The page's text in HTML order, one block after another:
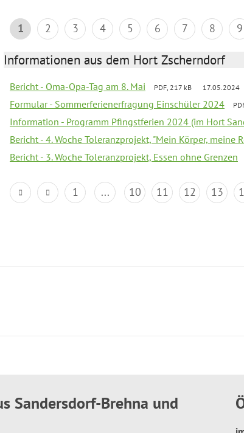
1 2 3 4 5 6 7 8 9
Informationen aus dem Hort Zscherndorf
Bericht - Oma-Opa-Tag am 8. Mai PDF, 217 kB 17.05.2024
Formular - Sommerferienerfragung Einschüler 2024
Information - Programm Pfingstferien 2024 (im Hort
Bericht - 4. Woche Toleranzprojekt, "Mein Körper, meine
Bericht - 3. Woche Toleranzprojekt, Essen ohne Grenzen
1 ... 10 11 12 13
Sandersdorf-Brehna und